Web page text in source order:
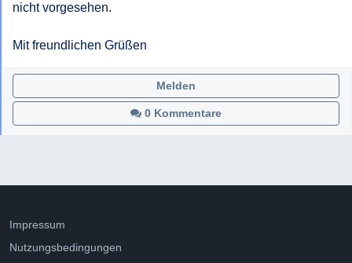
nicht vorgesehen.
Mit freundlichen Grüßen
0 Kommentare
Melden
Impressum
Nutzungsbedingungen